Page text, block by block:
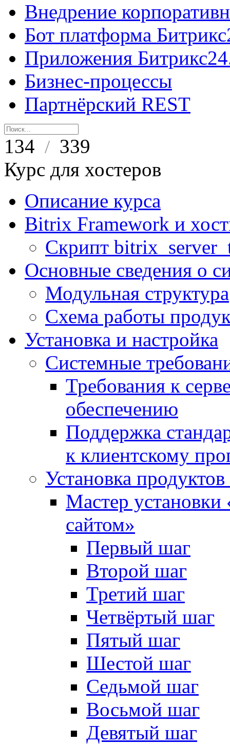
Внедрение
Бот платформа
Приложения
Бизнес-процессы
Партнёрский REST
134 / 339
Курс для хостеров
Описание курса
Bitrix Framework и
Скрипт
Основные сведения о
Модульная структура
Схема работы
Установка и настройка
Системные
Требования к
обеспечению
Поддержка
к клиентскому
Установка
Мастер
сайтом»
Первый шаг
Второй шаг
Третий шаг
Четвёртый шаг
Пятый шаг
Шестой шаг
Седьмой шаг
Восьмой шаг
Девятый шаг